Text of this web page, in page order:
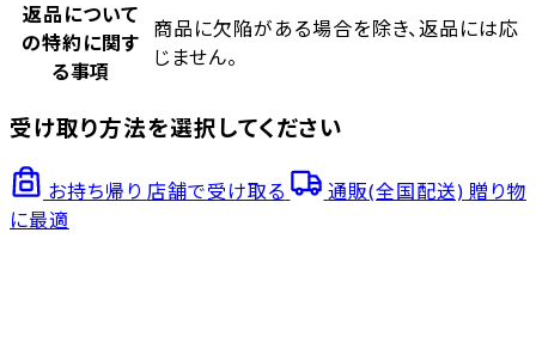
返品について
の特約に関す
る事項
商品に欠陥がある場合を除き、返品には応
じません。
受け取り方法を選択してください
お持ち帰り 店舗で受け取る 通販(全国配送) 贈り物
に最適